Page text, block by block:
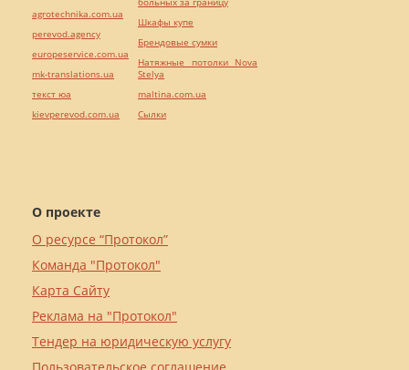
О проекте
О ресурсе “Протокол”
Команда "Протокол"
Карта Сайту
Реклама на "Протокол"
Тендер на юридическую услугу
agrotechnika.com.ua
perevod.agency
europeservice.com.ua
mk-translations.ua
текст юа
kievperevod.com.ua
Шкафы купе
Брендовые сумки
Натяжные потолки Nova
Stelya
maltina.com.ua
Cылки